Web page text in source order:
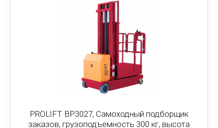
PROLIFT BP3027, Самоходный подборщик
заказов, грузоподъемность 300 кг, высота